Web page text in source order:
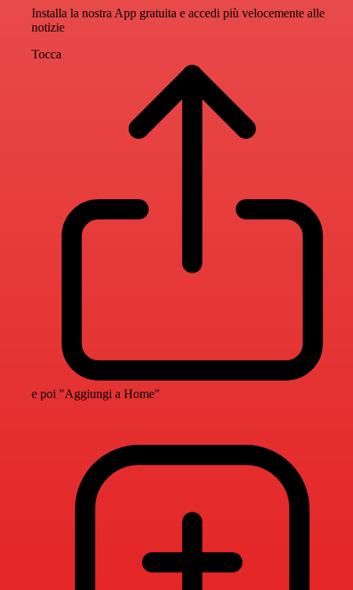
Installa la nostra App gratuita e accedi più velocemente alle
notizie
Tocca
e poi "Aggiungi a Home"